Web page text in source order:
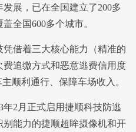
展，已在全国建立了200多
全国600多个城市。
借着三大核心能力（精准的
追缴方式和恶意逃费信用度
顺利通行、保障车场收入。
2月正式启用捷顺科技防逃
能力的捷顺超眸摄像机和开